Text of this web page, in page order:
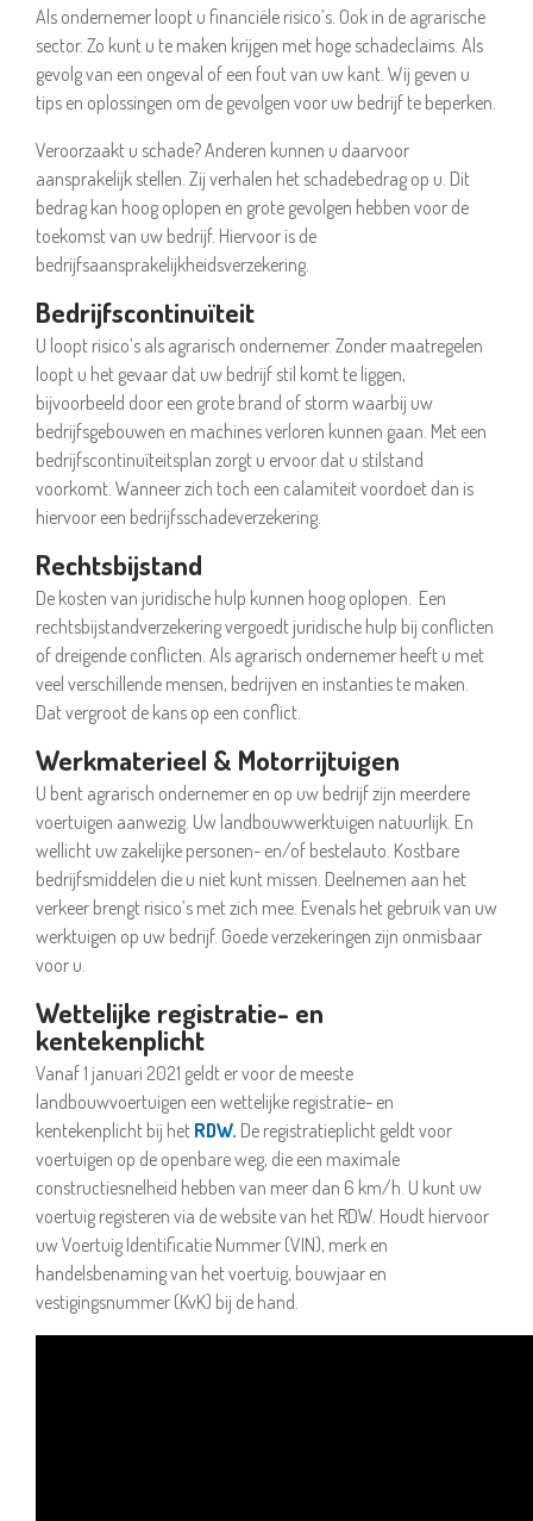
Als ondernemer loopt u financiële risico’s. Ook in de agrarische
sector. Zo kunt u te maken krijgen met hoge schadeclaims. Als
gevolg van een ongeval of een fout van uw kant. Wij geven u
tips en oplossingen om de gevolgen voor uw bedrijf te beperken.
Veroorzaakt u schade? Anderen kunnen u daarvoor
aansprakelijk stellen. Zij verhalen het schadebedrag op u. Dit
bedrag kan hoog oplopen en grote gevolgen hebben voor de
toekomst van uw bedrijf. Hiervoor is de
bedrijfsaansprakelijkheidsverzekering.
Bedrijfscontinuïteit
U loopt risico’s als agrarisch ondernemer. Zonder maatregelen
loopt u het gevaar dat uw bedrijf stil komt te liggen,
bijvoorbeeld door een grote brand of storm waarbij uw
bedrijfsgebouwen en machines verloren kunnen gaan. Met een
bedrijfscontinuïteitsplan zorgt u ervoor dat u stilstand
voorkomt. Wanneer zich toch een calamiteit voordoet dan is
hiervoor een bedrijfsschadeverzekering.
Rechtsbijstand
De kosten van juridische hulp kunnen hoog oplopen. Een
rechtsbijstandverzekering vergoedt juridische hulp bij conflicten
of dreigende conflicten. Als agrarisch ondernemer heeft u met
veel verschillende mensen, bedrijven en instanties te maken.
Dat vergroot de kans op een conflict.
Werkmaterieel & Motorrijtuigen
U bent agrarisch ondernemer en op uw bedrijf zijn meerdere
voertuigen aanwezig. Uw landbouwwerktuigen natuurlijk. En
wellicht uw zakelijke personen- en/of bestelauto. Kostbare
bedrijfsmiddelen die u niet kunt missen. Deelnemen aan het
verkeer brengt risico’s met zich mee. Evenals het gebruik van uw
werktuigen op uw bedrijf. Goede verzekeringen zijn onmisbaar
voor u.
Wettelijke registratie- en
kentekenplicht
Vanaf 1 januari 2021 geldt er voor de meeste
landbouwvoertuigen een wettelijke registratie- en
kentekenplicht bij het RDW. De registratieplicht geldt voor
voertuigen op de openbare weg, die een maximale
constructiesnelheid hebben van meer dan 6 km/h. U kunt uw
voertuig registeren via de website van het RDW. Houdt hiervoor
uw Voertuig Identificatie Nummer (VIN), merk en
handelsbenaming van het voertuig, bouwjaar en
vestigingsnummer (KvK) bij de hand.